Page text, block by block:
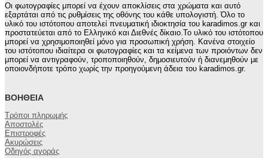
Οι φωτογραφίες μπορεί να έχουν αποκλίσεις στα χρώματα και αυτό
εξαρτάται από τις ρυθμίσεις της οθόνης του κάθε υπολογιστή. Όλο το
υλικό του ιστότοπου αποτελεί πνευματική ιδιοκτησία του karadimos.gr και
προστατεύεται από το Ελληνικό και Διεθνές δίκαιο.Το υλικό του ιστότοπου
μπορεί να χρησιμοποιηθεί μόνο για προσωπική χρήση. Κανένα στοιχείο
του ιστότοπου ιδιαίτερα οι φωτογραφίες και τα κείμενα των προιόντων δεν
μπορεί να αντιγραφούν, τροποποιηθούν, δημοσιευτούν ή διανεμηθούν με
οποιονδήποτε τρόπο χωρίς την προηγούμενη άδεια του karadimos.gr.
ΒΟΉΘΕΙΑ
Τρόποι πληρωμής
Αποστολές
Επιστροφές
Ακυρώσεις
Οδηγός αγοράς